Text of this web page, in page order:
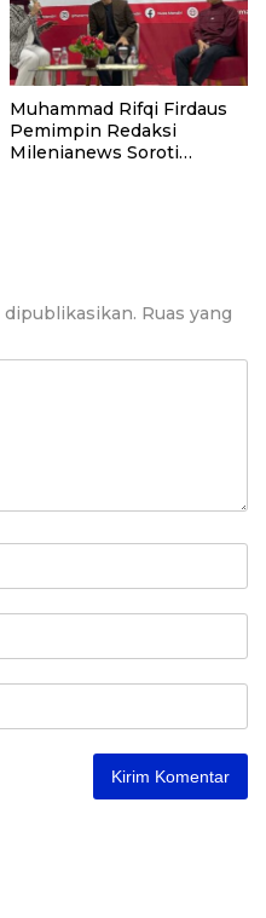
Muhammad Rifqi Firdaus
Pemimpin Redaksi
Milenianews Soroti
dipublikasikan. Ruas yang